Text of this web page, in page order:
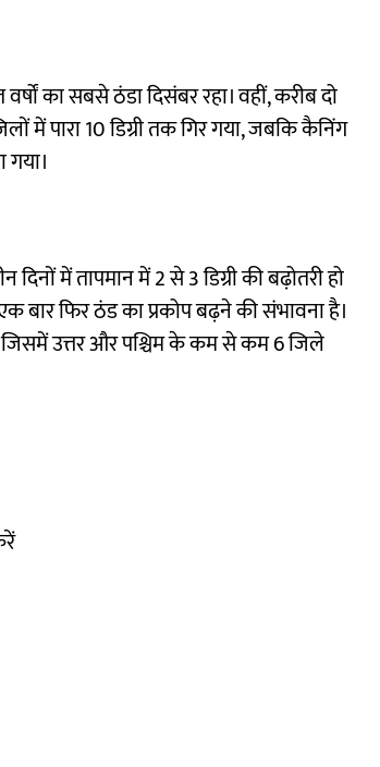
का सबसे ठंडा दिसंबर रहा। वहीं, करीब दो
में पारा 10 डिग्री तक गिर गया, जबकि कैनिंग
में तापमान में 2 से 3 डिग्री की बढ़ोतरी हो
बार फिर ठंड का प्रकोप बढ़ने की संभावना है।
उत्तर और पश्चिम के कम से कम 6 जिले